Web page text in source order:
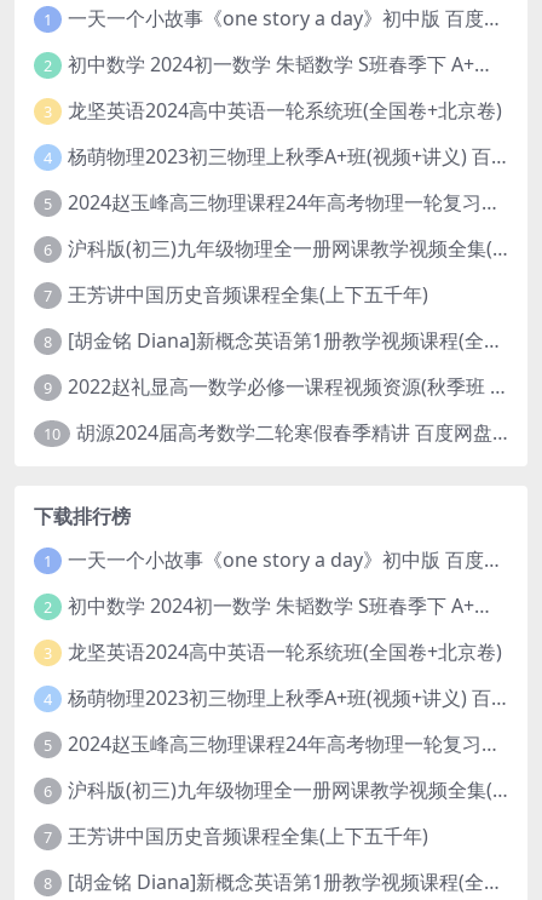
1 一天一个小故事《one story a day》初中版 百度网盘分享下载
2 初中数学 2024初一数学 朱韬数学 S班春季下 A+班春季下 百度云网盘
3 龙坚英语2024高中英语一轮系统班(全国卷+北京卷)
4 杨萌物理2023初三物理上秋季A+班(视频+讲义) 百度网盘分享
5 2024赵玉峰高三物理课程24年高考物理一轮复习网课教程
6 沪科版(初三)九年级物理全一册网课教学视频全集(录播版 杜春雨 66讲)
7 王芳讲中国历史音频课程全集(上下五千年)
8 [胡金铭 Diana]新概念英语第1册教学视频课程(全集 百度网盘下载)
9 2022赵礼显高一数学必修一课程视频资源(秋季班 含讲义)百度网盘云
10 胡源2024届高考数学二轮寒假春季精讲 百度网盘分享
下载排行榜
1 一天一个小故事《one story a day》初中版 百度网盘分享下载
2 初中数学 2024初一数学 朱韬数学 S班春季下 A+班春季下 百度云网盘
3 龙坚英语2024高中英语一轮系统班(全国卷+北京卷)
4 杨萌物理2023初三物理上秋季A+班(视频+讲义) 百度网盘分享
5 2024赵玉峰高三物理课程24年高考物理一轮复习网课教程
6 沪科版(初三)九年级物理全一册网课教学视频全集(录播版 杜春雨 66讲)
7 王芳讲中国历史音频课程全集(上下五千年)
8 [胡金铭 Diana]新概念英语第1册教学视频课程(全集 百度网盘下载)